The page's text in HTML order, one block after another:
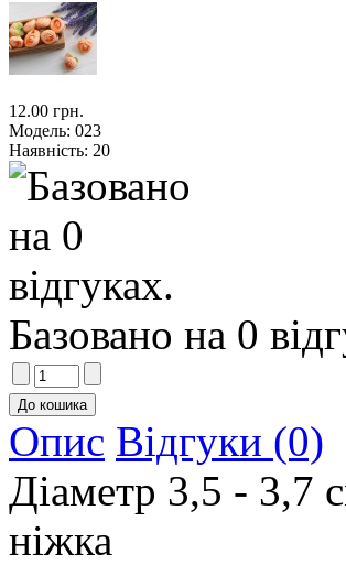
12.00 грн.
Модель: 023
Наявність: 20
Базовано на 0
Опис Відгуки (0)
Діаметр 3,5 - 3,7
ніжка